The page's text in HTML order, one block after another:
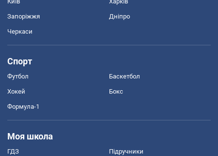
Запоріжжя Дніпро
Черкаси
Спорт
Футбол Баскетбол
Хокей Бокс
Формула-1
Моя школа
ГДЗ Підручники